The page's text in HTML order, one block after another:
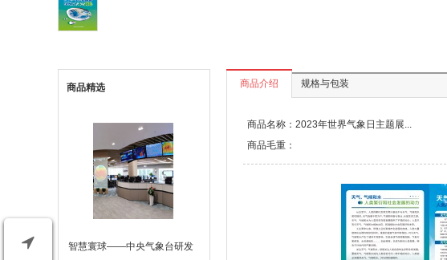
商品精选
智慧寰球——中央气象台研发
商品介绍 规格与包装
商品名称：2023年世界气象日主题展...
商品毛重：